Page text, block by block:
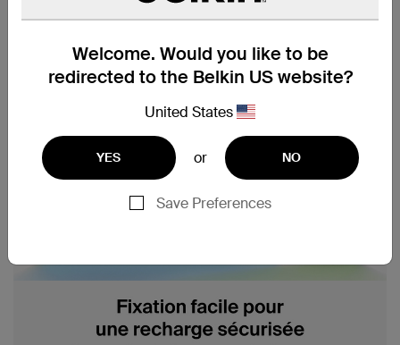
Welcome. Would you like to be
redirected to the Belkin US website?
United States
YES or NO
Save Preferences